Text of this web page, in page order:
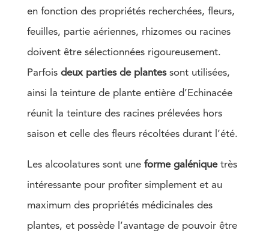
en fonction des propriétés recherchées, fleurs,
feuilles, partie aériennes, rhizomes ou racines
doivent être sélectionnées rigoureusement.
Parfois deux parties de plantessont utilisées,
ainsi la teinture de plante entière d’Echinacée
réunit la teinture des racines prélevées hors
saison et celle des fleurs récoltées durant l’été.
Les alcoolatures sont uneforme galéniquetrès
intéressante pour profiter simplement et au
maximum des propriétés médicinales des
plantes, et possède l’avantage de pouvoir être